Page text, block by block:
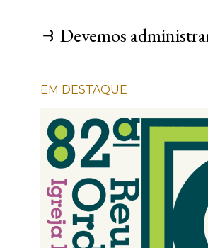
⥽ Devemos
EM DESTAQUE